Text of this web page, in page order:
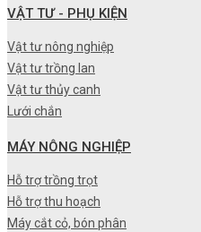
VẬT TƯ - PHỤ KIỆN
Vật tư nông nghiệp
Vật tư trồng lan
Vật tư thủy canh
Lưới chắn
MÁY NÔNG NGHIỆP
Hỗ trợ trồng trọt
Hỗ trợ thu hoạch
Máy cắt cỏ, bón phân